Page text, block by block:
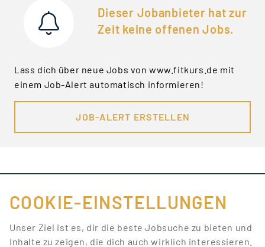
Dieser Jobanbieter hat zur
Zeit keine offenen Jobs.
Lass dich über neue Jobs von www.fitkurs.de mit
einem Job-Alert automatisch informieren!
JOB-ALERT ERSTELLEN
FÜR JOBANBIETER
LINKS
COOKIE-EINSTELLUNGEN
Unser Ziel ist es, dir die beste Jobsuche zu bieten und
Inhalte zu zeigen, die dich auch wirklich interessieren.